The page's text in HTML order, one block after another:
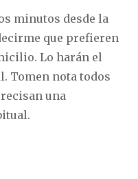
minutos desde la
que prefieren
Lo harán el
Tomen nota todos
una